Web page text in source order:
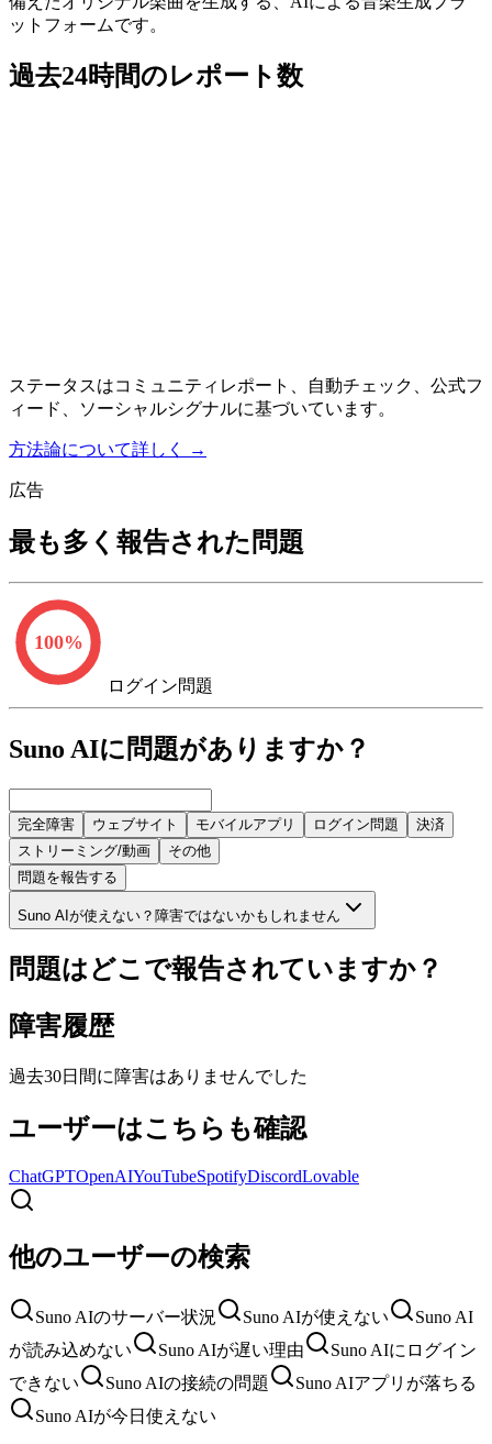
ットフォームです。
過去24時間のレポート数
ステータスはコミュニティレポート、自動チェック、公式フ
ィード、ソーシャルシグナルに基づいています。
方法論について詳しく →
広告
最も多く報告された問題
100%
ログイン問題
Suno AIに問題がありますか？
完全障害 ウェブサイト モバイルアプリ ログイン問題
決済
ストリーミング/動画
その他
問題を報告する
Suno AIが使えない？障害ではないかもしれません
問題はどこで報告されていますか？
障害履歴
過去30日間に障害はありませんでした
ユーザーはこちらも確認
ChatGPTOpenAIYouTubeSpotifyDiscordLovable
他のユーザーの検索
Suno AIのサーバー状況 Suno AIが使えない
Suno AI
が読み込めない
Suno AIが遅い理由
Suno AIにログイン
できない
Suno AIの接続の問題
Suno AIアプリが落ちる
Suno AIが今日使えない